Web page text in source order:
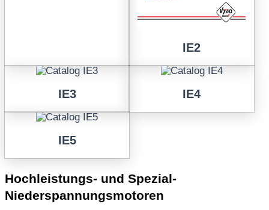
IE2
IE3 IE4
IE5
Hochleistungs- und Spezial-
Niederspannungsmotoren